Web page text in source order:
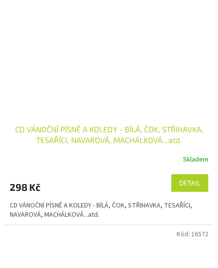
CD VÁNOČNÍ PÍSNĚ A KOLEDY - BÍLÁ, ČOK, STŘIHAVKA,
TESAŘÍCI, NAVAROVÁ, MACHÁLKOVÁ...atd.
Skladem
298 Kč DETAIL
CD VÁNOČNÍ PÍSNĚ A KOLEDY - BÍLÁ, ČOK, STŘIHAVKA, TESAŘÍCI,
NAVAROVÁ, MACHÁLKOVÁ...atd.
Kód: 16572